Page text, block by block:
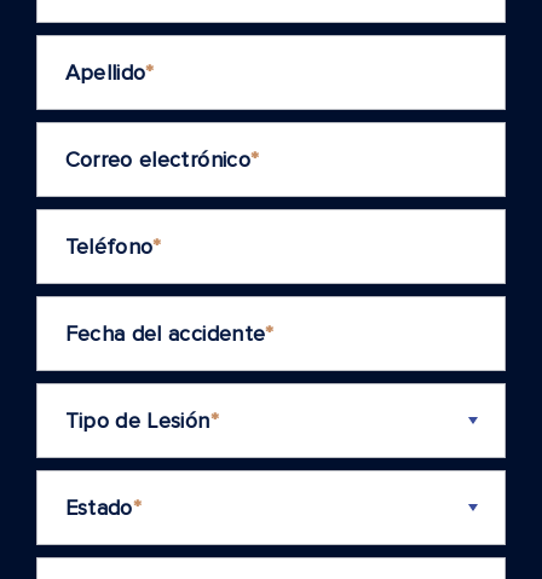
Apellido*
Correo electrónico*
Teléfono*
Fecha del accidente*
Tipo de Lesión*
Estado*